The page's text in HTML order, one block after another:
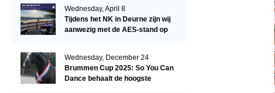
Wednesday, April 8
Tijdens het NK in Deurne zijn wij
aanwezig met de AES-stand op
Wednesday, December 24
Brummen Cup 2025: So You Can
Dance behaalt de hoogste